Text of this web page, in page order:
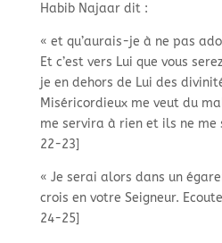
Habib Najaar dit :
« et qu’aurais-je à ne pas
Et c’est vers Lui que vous
je en dehors de Lui des
Miséricordieux me veut du
me servira à rien et ils ne me
22-23]
« Je serai alors dans un
crois en votre Seigneur.
24-25]